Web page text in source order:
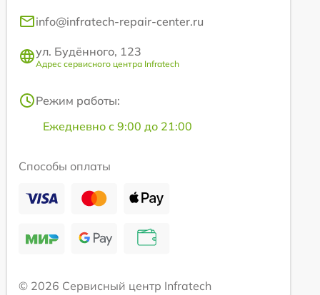
info@infratech-repair-center.ru
ул. Будённого, 123
Адрес сервисного центра Infratech
Режим работы:
Ежедневно с 9:00 до 21:00
Способы оплаты
© 2026 Сервисный центр Infratech